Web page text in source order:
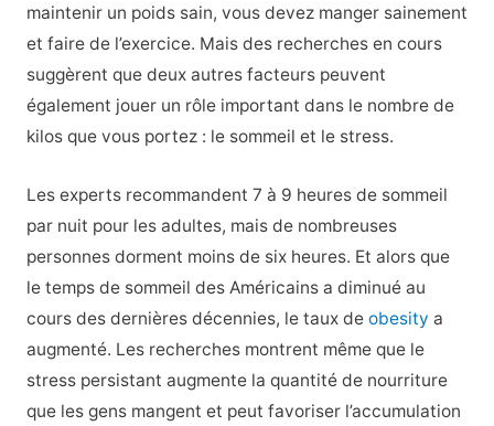
maintenir un poids sain, vous devez manger sainement
et faire de l’exercice. Mais des recherches en cours
suggèrent que deux autres facteurs peuvent
également jouer un rôle important dans le nombre de
kilos que vous portez : le sommeil et le stress.
Les experts recommandent 7 à 9 heures de sommeil
par nuit pour les adultes, mais de nombreuses
personnes dorment moins de six heures. Et alors que
le temps de sommeil des Américains a diminué au
cours des dernières décennies, le taux de obesity a
augmenté. Les recherches montrent même que le
stress persistant augmente la quantité de nourriture
que les gens mangent et peut favoriser l’accumulation